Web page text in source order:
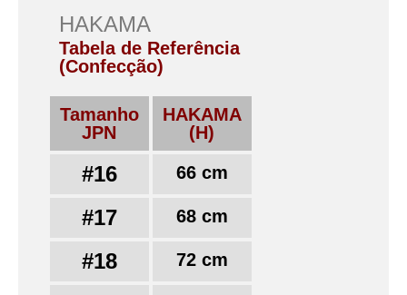
HAKAMA
Tabela de Referência
(Confecção)
Tamanho
JPN
HAKAMA
(H)
#16 66 cm
#17 68 cm
#18 72 cm